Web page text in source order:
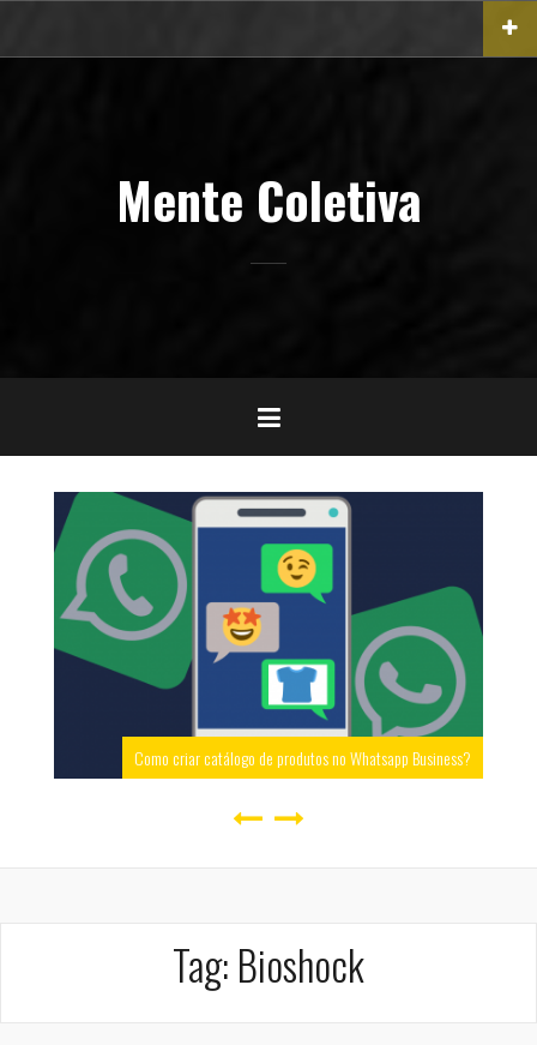
Mente Coletiva
Como criar catálogo de produtos no Whatsapp Business?
Tag:Bioshock